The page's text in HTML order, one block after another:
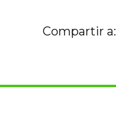
Compartir a: